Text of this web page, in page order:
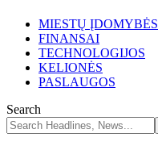
MIESTŲ ĮDOMYBĖS
FINANSAI
TECHNOLOGIJOS
KELIONĖS
PASLAUGOS
Search